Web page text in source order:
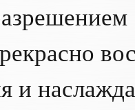
и